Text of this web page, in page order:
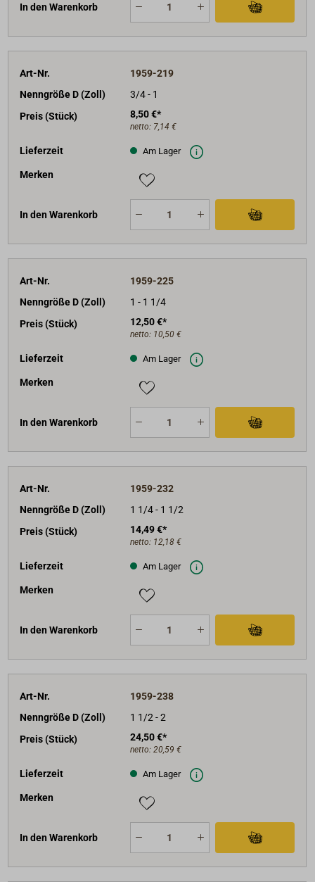
In den Warenkorb
Art-Nr.
1959-219
Nenngröße D (Zoll)
3/4 - 1
Preis (Stück)
8,50 €*
netto: 7,14 €
Lieferzeit Am Lager
Merken
In den Warenkorb
Art-Nr.
1959-225
Nenngröße D (Zoll)
1 - 1 1/4
Preis (Stück)
12,50 €*
netto: 10,50 €
Lieferzeit Am Lager
Merken
In den Warenkorb
Art-Nr.
1959-232
Nenngröße D (Zoll)
1 1/4 - 1 1/2
Preis (Stück)
14,49 €*
netto: 12,18 €
Lieferzeit Am Lager
Merken
In den Warenkorb
Art-Nr.
1959-238
Nenngröße D (Zoll)
1 1/2 - 2
Preis (Stück)
24,50 €*
netto: 20,59 €
Lieferzeit Am Lager
Merken
In den Warenkorb